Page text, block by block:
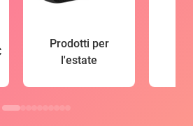
Prodotti per
l'estate